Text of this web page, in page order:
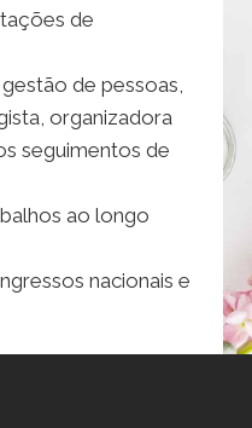
de
de pessoas,
organizadora
seguimentos de
ao longo
nacionais e